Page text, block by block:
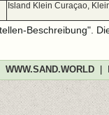
Island Klein Curaçao,
Beschreibung".
WWW.SAND.WORLD|